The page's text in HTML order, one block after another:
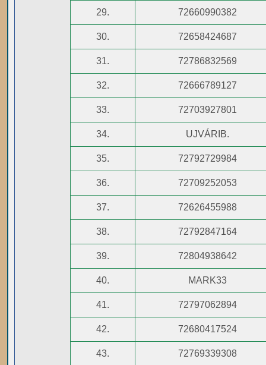
29. 72660990382
30. 72658424687
31. 72786832569
32. 72666789127
33. 72703927801
34. UJVÁRIB.
35. 72792729984
36. 72709252053
37. 72626455988
38. 72792847164
39. 72804938642
40. MARK33
41. 72797062894
42. 72680417524
43. 72769339308